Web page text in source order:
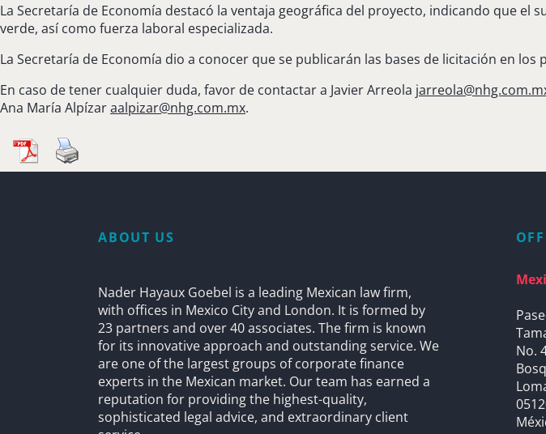
La Secretaría de Economía destacó la ventaja geográfica del proyecto, indicando que
verde, así como fuerza laboral especializada.
La Secretaría de Economía dio a conocer que se publicarán las bases de licitación en los
En caso de tener cualquier duda, favor de contactar a Javier Arreola
Ana María Alpízaraalpizar@nhg.com.mx.
ABOUT US
Nader Hayaux Goebel is a leading Mexican law firm,
with offices in Mexico City and London. It is formed by
23 partners and over 40 associates. The firm is known
for its innovative approach and outstanding service. We
are one of the largest groups of corporate finance
experts in the Mexican market. Our team has earned a
reputation for providing the highest-quality,
sophisticated legal advice, and extraordinary client
No.